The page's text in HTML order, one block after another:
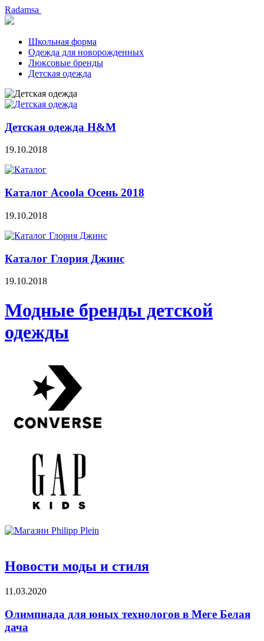
Radamsa
Школьная форма
Одежда для новорожденных
Люксовые бренды
Детская одежда
Детская одежда H&M
19.10.2018
Каталог Acoola Осень 2018
19.10.2018
Каталог Глория Джинс
19.10.2018
Модные бренды детской
одежды
Новости моды и стиля
11.03.2020
Олимпиада для юных технологов в Меге Белая
дача